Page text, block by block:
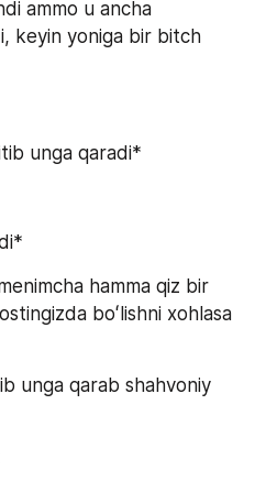
ammo u ancha
keyin yoniga bir bitch
unga qaradi*
hamma qiz bir
boʻlishni xohlasa
unga qarab shahvoniy